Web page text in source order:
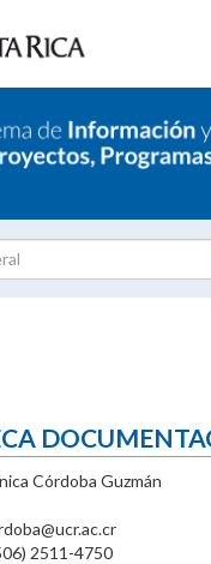
Córdoba Guzmán
2511-4750